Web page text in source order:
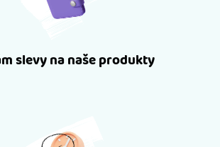
slevy na naše produkty